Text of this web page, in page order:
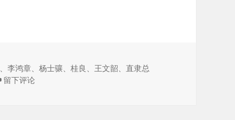
、李鸿章、杨士骧、桂良 、 王文韶、 直隶总
于总督的肖像——直隶总督
留下评论